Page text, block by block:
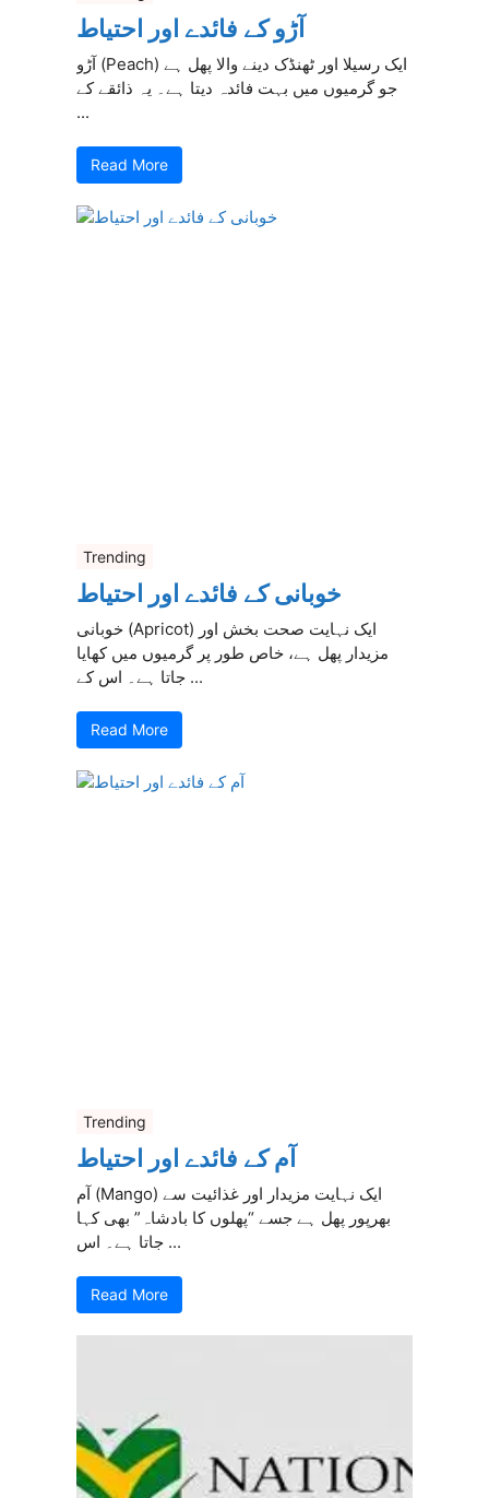
آڑو کے فائدے اور احتیاط
آڑو (Peach) ایک رسیلا اور ٹھنڈک دینے والا پھل ہے
جو گرمیوں میں بہت فائدہ دیتا ہے۔ یہ ذائقے کے
...
Read More
Trending
خوبانی کے فائدے اور احتیاط
خوبانی (Apricot) ایک نہایت صحت بخش اور
مزیدار پھل ہے، خاص طور پر گرمیوں میں کھایا
جاتا ہے۔ اس کے ...
Read More
Trending
آم کے فائدے اور احتیاط
آم (Mango) ایک نہایت مزیدار اور غذائیت سے
بھرپور پھل ہے جسے “پھلوں کا بادشاہ” بھی کہا
جاتا ہے۔ اس ...
Read More